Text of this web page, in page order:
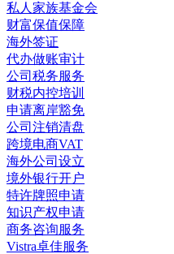
私人家族基金会
财富保值保障
海外签证
代办做账审计
公司税务服务
财税内控培训
申请离岸豁免
公司注销清盘
跨境电商VAT
海外公司设立
境外银行开户
特许牌照申请
知识产权申请
商务咨询服务
Vistra卓佳服务